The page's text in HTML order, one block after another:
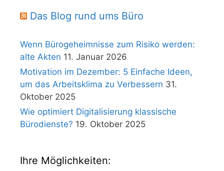
Das Blog rund ums Büro
Wenn Bürogeheimnisse zum Risiko werden:
alte Akten 11. Januar 2026
Motivation im Dezember: 5 Einfache Ideen,
um das Arbeitsklima zu Verbessern 31.
Oktober 2025
Wie optimiert Digitalisierung klassische
Bürodienste? 19. Oktober 2025
Ihre Möglichkeiten: